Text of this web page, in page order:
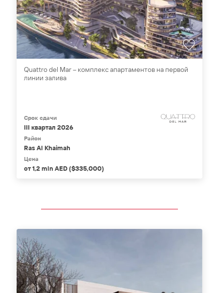
Quattro del Mar – комплекс апартаментов на первой
линии залива
Срок сдачи
III квартал 2026
Район
Ras Al Khaimah
Цена
от 1,2 mln AED ($335,000)